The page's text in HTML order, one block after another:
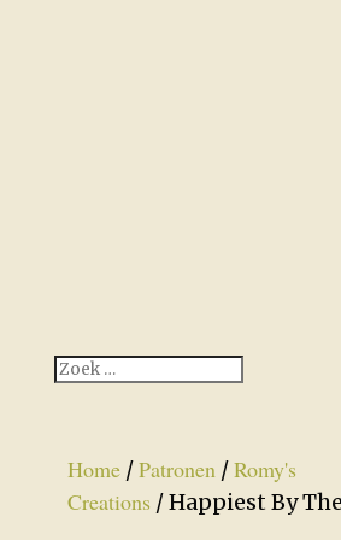
Home/Patronen/Romy's
Creations / Happiest By